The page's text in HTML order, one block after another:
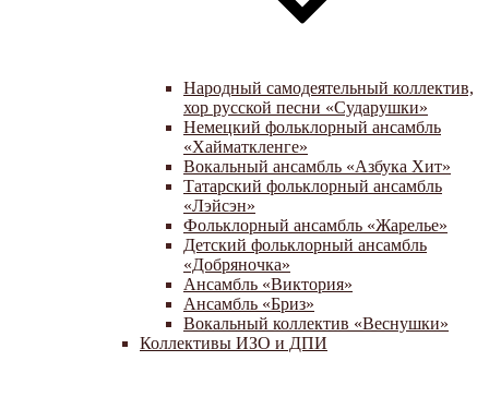
Народный самодеятельный коллектив,
хор русской песни «Сударушки»
Немецкий фольклорный ансамбль
«Хайматкленге»
Вокальный ансамбль «Азбука Хит»
Татарский фольклорный ансамбль
«Лэйсэн»
Фольклорный ансамбль «Жарелье»
Детский фольклорный ансамбль
«Добряночка»
Ансамбль «Виктория»
Ансамбль «Бриз»
Вокальный коллектив «Веснушки»
Коллективы ИЗО и ДПИ